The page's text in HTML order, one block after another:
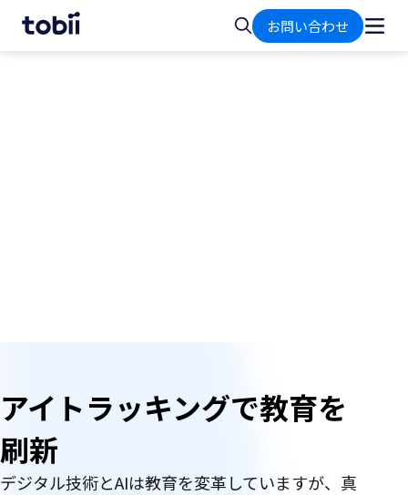
ー
検
索
お問い合わせ
アイトラッキングで教育を
刷新
デジタル技術とAIは教育を変革していますが、真